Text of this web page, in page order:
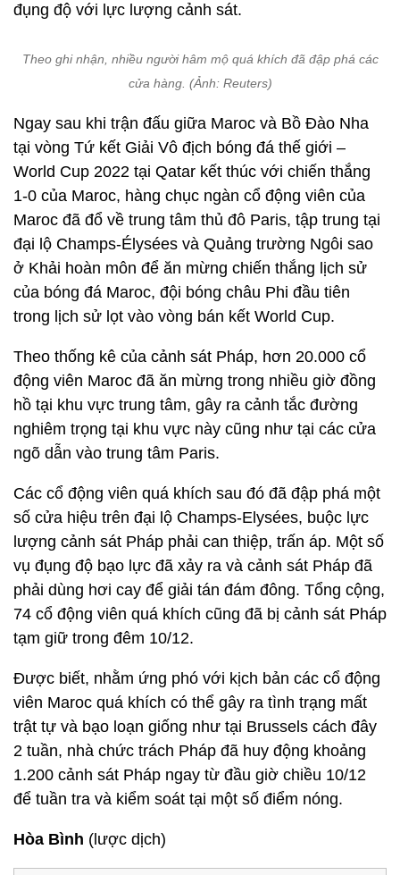
đụng độ với lực lượng cảnh sát.
Theo ghi nhận, nhiều người hâm mộ quá khích đã đập phá các
cửa hàng. (Ảnh: Reuters)
Ngay sau khi trận đấu giữa Maroc và Bồ Đào Nha
tại vòng Tứ kết Giải Vô địch bóng đá thế giới –
World Cup 2022 tại Qatar kết thúc với chiến thắng
1-0 của Maroc, hàng chục ngàn cổ động viên của
Maroc đã đổ về trung tâm thủ đô Paris, tập trung tại
đại lộ Champs-Élysées và Quảng trường Ngôi sao
ở Khải hoàn môn để ăn mừng chiến thắng lịch sử
của bóng đá Maroc, đội bóng châu Phi đầu tiên
trong lịch sử lọt vào vòng bán kết World Cup.
Theo thống kê của cảnh sát Pháp, hơn 20.000 cổ
động viên Maroc đã ăn mừng trong nhiều giờ đồng
hồ tại khu vực trung tâm, gây ra cảnh tắc đường
nghiêm trọng tại khu vực này cũng như tại các cửa
ngõ dẫn vào trung tâm Paris.
Các cổ động viên quá khích sau đó đã đập phá một
số cửa hiệu trên đại lộ Champs-Elysées, buộc lực
lượng cảnh sát Pháp phải can thiệp, trấn áp. Một số
vụ đụng độ bạo lực đã xảy ra và cảnh sát Pháp đã
phải dùng hơi cay để giải tán đám đông. Tổng cộng,
74 cổ động viên quá khích cũng đã bị cảnh sát Pháp
tạm giữ trong đêm 10/12.
Được biết, nhằm ứng phó với kịch bản các cổ động
viên Maroc quá khích có thể gây ra tình trạng mất
trật tự và bạo loạn giống như tại Brussels cách đây
2 tuần, nhà chức trách Pháp đã huy động khoảng
1.200 cảnh sát Pháp ngay từ đầu giờ chiều 10/12
để tuần tra và kiểm soát tại một số điểm nóng.
Hòa Bình (lược dịch)